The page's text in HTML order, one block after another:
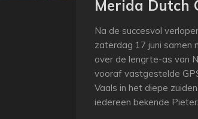
Merida Dutch
Na de succesvol
zaterdag 17 juni samen
over de lengrte-as van
vooraf vastgestelde
Vaals in het diepe
iedereen bekende